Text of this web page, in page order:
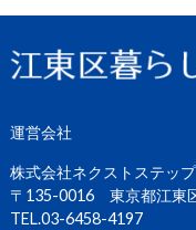
運営会社
株式会社ネクストステップ
〒135-0016 東京都江東
TEL.03-6458-4197